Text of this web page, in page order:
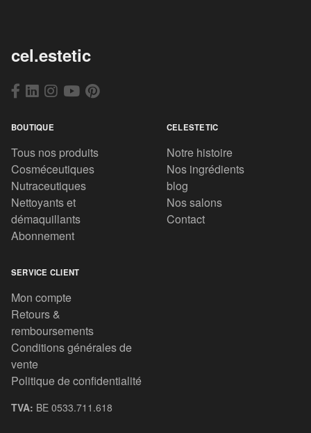
cel.estetic
BOUTIQUE
Tous nos produits
Cosméceutiques
Nutraceutiques
Nettoyants et
démaquillants
Abonnement
CELESTETIC
Notre histoire
Nos ingrédients
blog
Nos salons
Contact
SERVICE CLIENT
Mon compte
Retours &
remboursements
Conditions générales de
vente
Politique de confidentialité
TVA: BE 0533.711.618